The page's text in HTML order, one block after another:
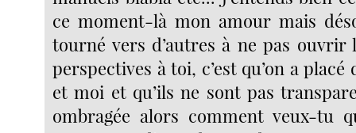
ce moment-là mon amour mais
tourné vers d’autres à ne pas ouvrir
perspectives à toi, c’est qu’on a
et moi et qu’ils ne sont pas
ombragée alors comment veux-tu